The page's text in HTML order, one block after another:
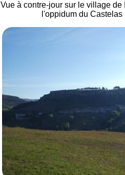
Vue à contre-jour sur le village
l'oppidum du